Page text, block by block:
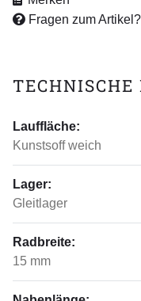
Fragen zum Artikel?
TECHNISCHE
Lauffläche:
Kunstsoff weich
Lager:
Gleitlager
Radbreite:
15 mm